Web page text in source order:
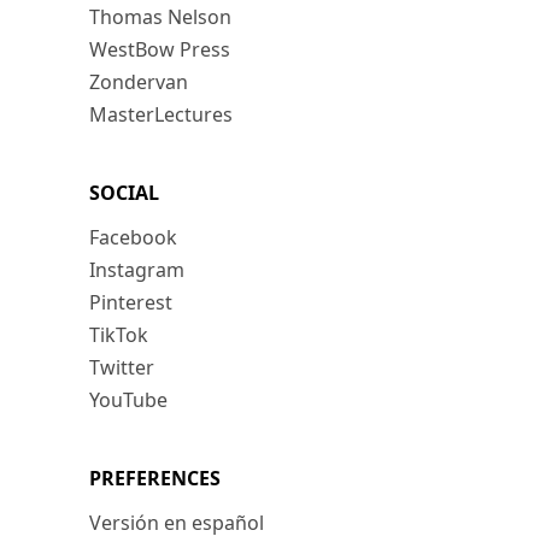
Thomas Nelson
WestBow Press
Zondervan
MasterLectures
SOCIAL
Facebook
Instagram
Pinterest
TikTok
Twitter
YouTube
PREFERENCES
Versión en español